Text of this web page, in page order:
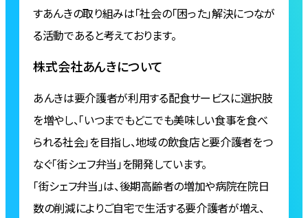
すあんきの取り組みは「社会の「困った」解決につなが
る活動であると考えております。
株式会社あんきについて
あんきは要介護者が利⽤する配⾷サービスに選択肢
を増やし、「いつまでもどこでも美味しい⾷事を⾷べ
られる社会」を⽬指し、地域の飲⾷店と要介護者をつ
なぐ「街シェフ弁当」を開発しています。
「街シェフ弁当」は、後期⾼齢者の増加や病院在院⽇
数の削減によりご⾃宅で⽣活する要介護者が増え、